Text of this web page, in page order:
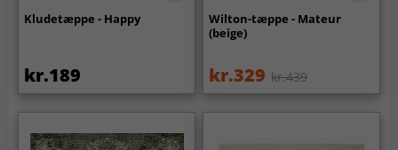
Kludetæppe - Happy
kr.189
Wilton-tæppe - Mateur
(beige)
kr.329 kr.439